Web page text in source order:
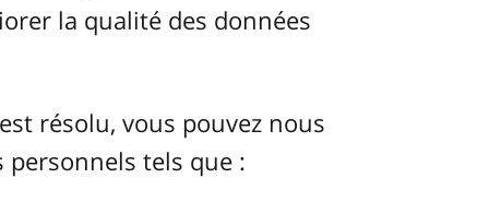
la qualité des données
résolu, vous pouvez nous
tels que :